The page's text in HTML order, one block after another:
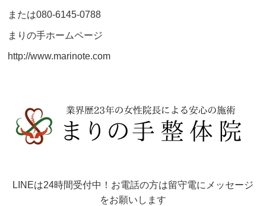
または080-6145-0788
まりの手ホームページ
http://www.marinote.com
LINEは24時間受付中！お電話の方は留守電にメッセージ
をお願いします